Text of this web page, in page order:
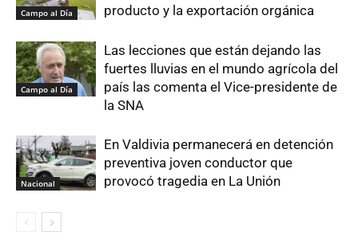
Campo al Día
producto y la exportación orgánica
Campo al Día
Las lecciones que están dejando las
fuertes lluvias en el mundo agrícola del
país las comenta el Vice-presidente de
la SNA
Nacional
En Valdivia permanecerá en detención
preventiva joven conductor que
provocó tragedia en La Unión